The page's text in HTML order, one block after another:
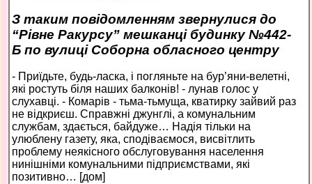
З таким повідомленням звернулися до
“Рівне Ракурсу” мешканці будинку №442-
Б по вулиці Соборна обласного центру
- Приїдьте, будь-ласка, і погляньте на бур’яни-велетні,
які ростуть біля наших балконів! - лунав голос у
слухавці. - Комарів - тьма-тьмуща, кватирку зайвий раз
не відкриєш. Справжні джунглі, а комунальним
службам, здається, байдуже… Надія тільки на
улюблену газету, яка, сподіваємося, висвітлить
проблему неякісного обслуговування населення
нинішніми комунальними підприємствами, які
позитивно… [дом]